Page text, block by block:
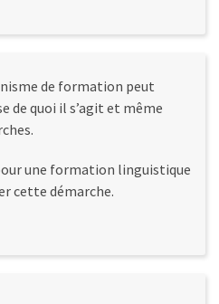
de formation peut
de quoi il s’agit et même
une formation linguistique
cette démarche.